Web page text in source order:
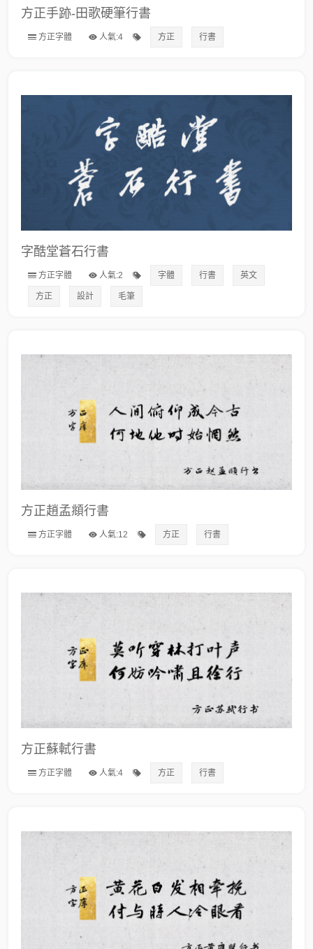
方正手跡-田歌硬筆行書
方正字體 人氣:4 方正 行書
字酷堂蒼石行書
方正字體 人氣:2 字體 行書 英文
方正 設計 毛筆
方正趙孟頫行書
方正字體 人氣:12 方正 行書
方正蘇軾行書
方正字體 人氣:4 方正 行書